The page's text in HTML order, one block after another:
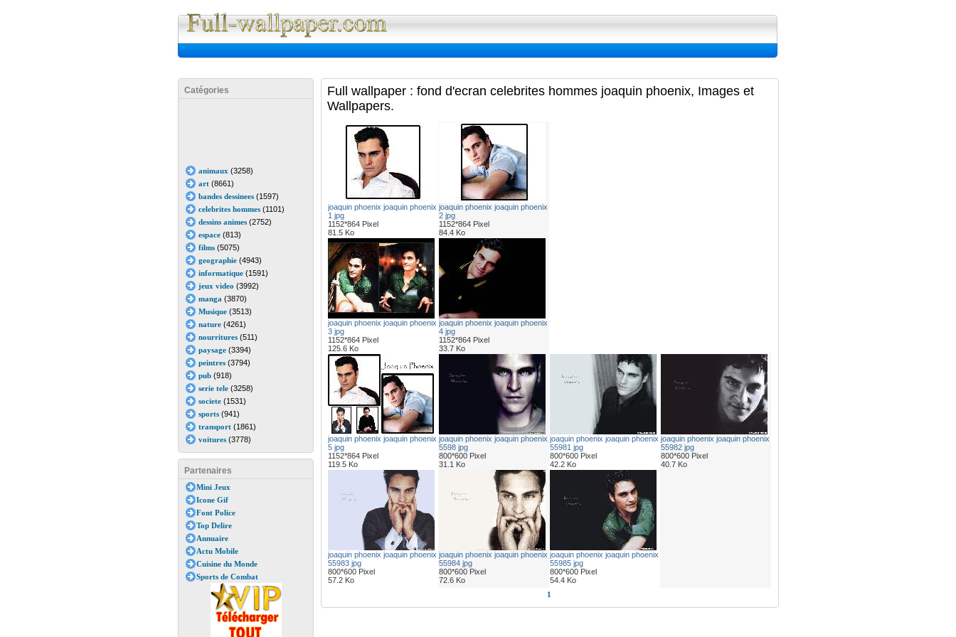
Catégories
animaux (3258)
art(8661)
bandes dessinees(1597)
celebrites hommes(1101)
dessins animes(2752)
espace(813)
films(5075)
geographie(4943)
informatique(1591)
jeux video (3992)
manga (3870)
Musique(3513)
nature(4261)
nourritures(511)
paysage(3394)
peintres(3794)
pub(918)
serie tele(3258)
societe(1531)
sports(941)
transport(1861)
voitures(3778)
Partenaires
Mini Jeux
Icone Gif
Font Police
Top Delire
Annuaire
Actu Mobile
Cuisine du Monde
Sports de Combat
Full wallpaper : fond d'ecran celebrites hommes joaquin phoenix, Images et
Wallpapers.
joaquin phoenix joaquin phoenix
1 jpg
1152*864 Pixel
81.5 Ko
joaquin phoenix joaquin phoenix
2 jpg
1152*864 Pixel
84.4 Ko
joaquin phoenix joaquin phoenix
3 jpg
1152*864 Pixel
125.6 Ko
joaquin phoenix joaquin phoenix
4 jpg
1152*864 Pixel
33.7 Ko
joaquin phoenix joaquin phoenix
5 jpg
1152*864 Pixel
119.5 Ko
joaquin phoenix joaquin phoenix
5598 jpg
800*600 Pixel
31.1 Ko
joaquin phoenix joaquin phoenix
55981 jpg
800*600 Pixel
42.2 Ko
joaquin phoenix joaquin phoenix
55982 jpg
800*600 Pixel
40.7 Ko
joaquin phoenix joaquin phoenix
55983 jpg
800*600 Pixel
57.2 Ko
joaquin phoenix joaquin phoenix
55984 jpg
800*600 Pixel
72.6 Ko
joaquin phoenix joaquin phoenix
55985 jpg
800*600 Pixel
54.4 Ko
1